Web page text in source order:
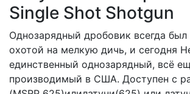
Single Shot Shotgun
Однозарядный дробовик всегда был
охотой на мелкую дичь, и сегодня
единственный однозарядный, всё
производимый в США. Доступен с